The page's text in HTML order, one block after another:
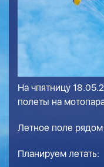
На чпятницу
полеты на
Летное поле
Планируем летать: